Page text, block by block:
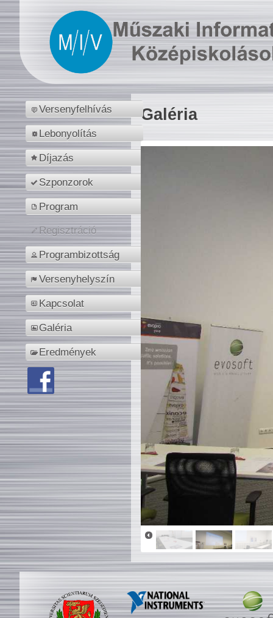
Versenyfelhívás
Lebonyolítás
Díjazás
Szponzorok
Program
Regisztráció
Programbizottság
Versenyhelyszín
Kapcsolat
Galéria
Eredmények
Galéria